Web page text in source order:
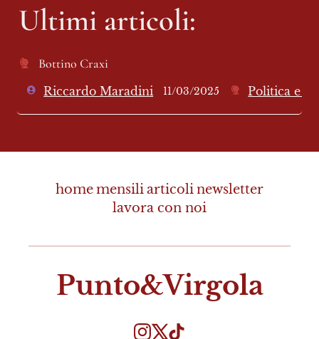
Ultimi articoli:
Bottino Craxi
Riccardo Maradini 11/03/2025 Politica e
Punto&Virgola
homemensiliarticolinewsletter
lavora con noi